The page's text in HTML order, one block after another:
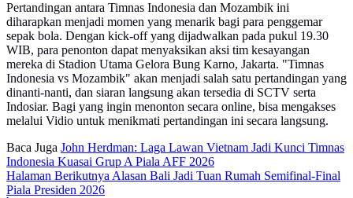
Pertandingan antara Timnas Indonesia dan Mozambik ini
diharapkan menjadi momen yang menarik bagi para penggemar
sepak bola. Dengan kick-off yang dijadwalkan pada pukul 19.30
WIB, para penonton dapat menyaksikan aksi tim kesayangan
mereka di Stadion Utama Gelora Bung Karno, Jakarta. "Timnas
Indonesia vs Mozambik" akan menjadi salah satu pertandingan yang
dinanti-nanti, dan siaran langsung akan tersedia di SCTV serta
Indosiar. Bagi yang ingin menonton secara online, bisa mengakses
melalui Vidio untuk menikmati pertandingan ini secara langsung.
Baca Juga John Herdman: Laga Lawan Vietnam Jadi Kunci Timnas
Indonesia Kuasai Grup A Piala AFF 2026
Halaman Berikutnya Alasan Bali Jadi Tuan Rumah Semifinal-Final
Piala Presiden 2026